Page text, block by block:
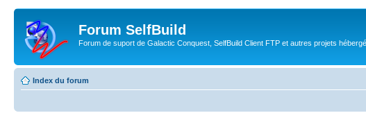
Forum SelfBuild
Forum de suport de Galactic Conquest, SelfBuild Client FTP et autres projets
Index du forum